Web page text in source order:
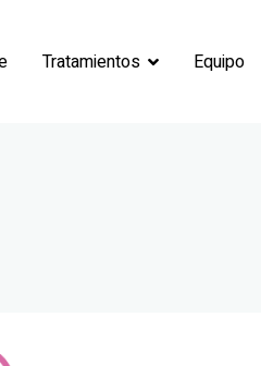
Tratamientos Equipo